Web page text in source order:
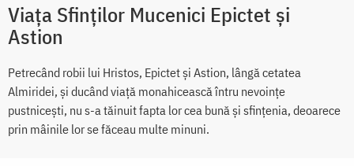
Viața Sfinților Mucenici Epictet și
Astion
Petrecând robii lui Hristos, Epictet și Astion, lângă cetatea
Almiridei, și ducând viață monahicească întru nevoințe
pustnicești, nu s-a tăinuit fapta lor cea bună și sfințenia, deoarece
prin mâinile lor se făceau multe minuni.